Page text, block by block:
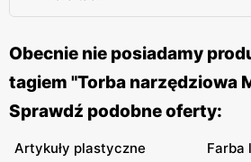
Obecnie nie posiadamy
tagiem "Torba narzędziowa
Sprawdź podobne oferty:
Artykuły plastyczne
Farba